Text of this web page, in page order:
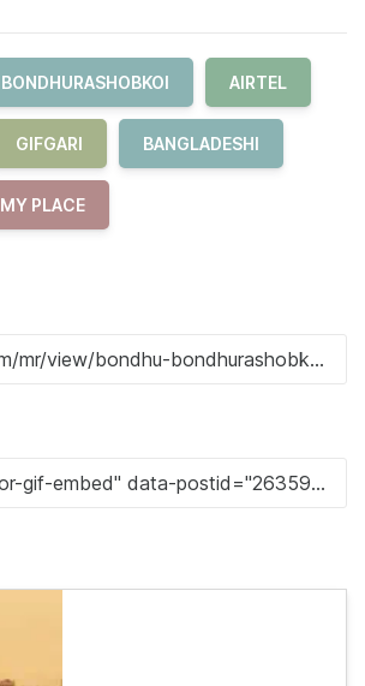
BONDHURASHOBKOI AIRTEL
GIFGARI BANGLADESHI
MY PLACE